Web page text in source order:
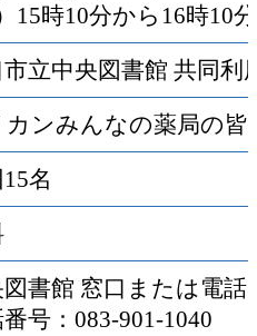
15時10分から16時10分
市立中央図書館 共同利
カンみんなの薬局の皆
名
図書館 窓口または電話
号：083-901-1040